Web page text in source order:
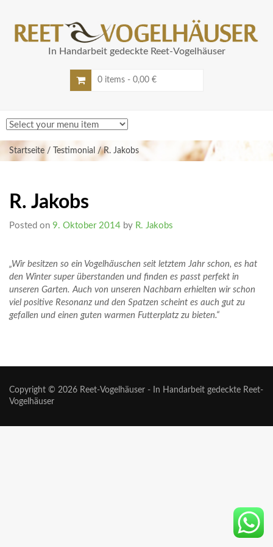
In Handarbeit gedeckte Reet-Vogelhäuser
0 items - 0,00 €
Startseite / Testimonial / R. Jakobs
R. Jakobs
Posted on 9. Oktober 2014 by R. Jakobs
„Wir besitzen so ein Vogelhäuschen seit letztem Jahr schon, es hat
den Winter super überstanden und finden es passt perfekt in
unseren Garten. Auch von unseren Nachbarn erhielten wir schon
viel positive Resonanz und den Spatzen scheint es auch gut zu
gefallen und einen guten warmen Futterplatz zu bieten.“
Copyright © 2026 Reet-Vogelhäuser - In Handarbeit gedeckte Reet-
Vogelhäuser